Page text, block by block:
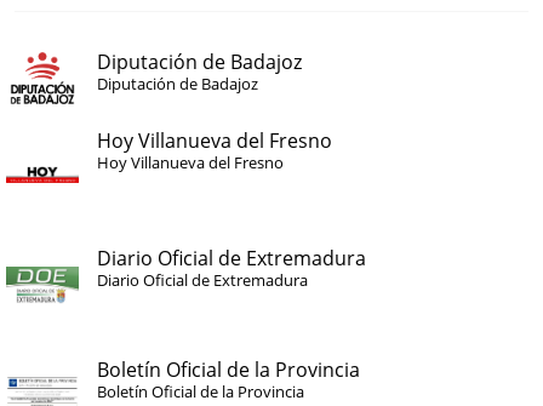
Diputación de Badajoz
Diputación de Badajoz
Hoy Villanueva del Fresno
Hoy Villanueva del Fresno
Diario Oficial de Extremadura
Diario Oficial de Extremadura
Boletín Oficial de la Provincia
Boletín Oficial de la Provincia